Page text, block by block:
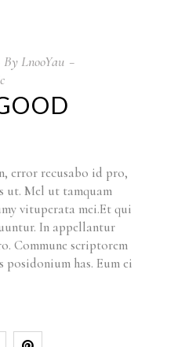
By LnooYau
error recusabo id pro,
ut. Mel ut tamquam
vituperata mei.Et qui
In appellantur
Commune scriptorem
has. Eum ei